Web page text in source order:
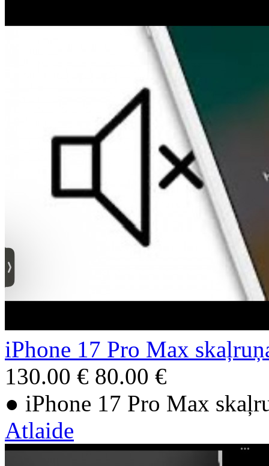
iPhone 17 Pro Max
130.00 € 80.00 €
● iPhone 17 Pro Max
Atlaide